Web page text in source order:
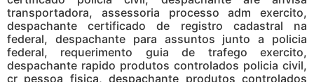
transportadora, assessoria processo adm exercito,
despachante certificado de registro cadastral na
federal, despachante para assuntos junto a policia
federal, requerimento guia de trafego exercito,
despachante rapido produtos controlados policia civil,
cr pessoa fisica, despachante produtos controlados